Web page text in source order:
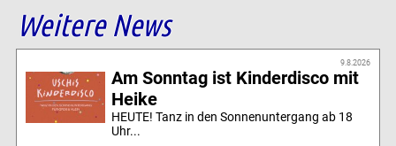
Weitere News
9.8.2026
Am Sonntag ist Kinderdisco mit
Heike
HEUTE! Tanz in den Sonnenuntergang ab 18
Uhr...